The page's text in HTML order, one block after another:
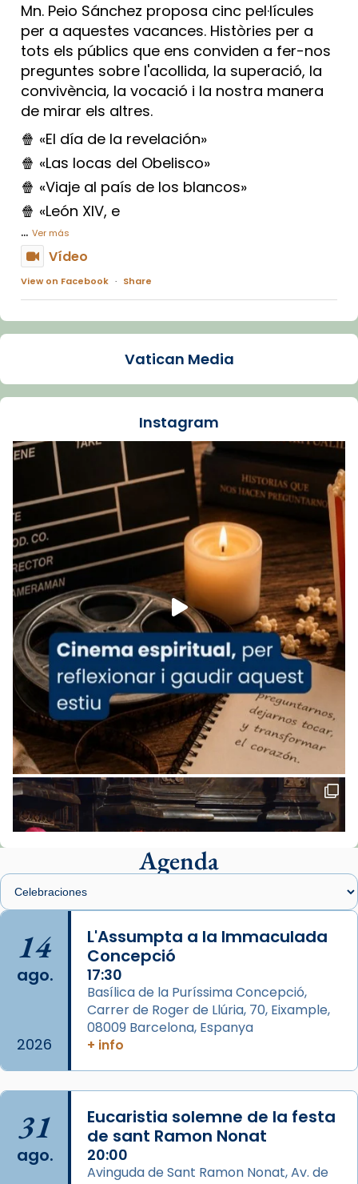
Mn. Peio Sánchez proposa cinc pel·lícules
per a aquestes vacances. Històries per a
tots els públics que ens conviden a fer-nos
preguntes sobre l'acollida, la superació, la
convivència, la vocació i la nostra manera
de mirar els altres.
🍿 «El día de la revelación»
🍿 «Las locas del Obelisco»
🍿 «Viaje al país de los blancos»
🍿 «León XIV, e
... Ver más
Vídeo
View on Facebook · Share
Arquebisbat de Barcelona
La Carmina va patir depressió. Fa gairebé
dos mesos, a l'Estadi Lluís Companys, la
Recupera l'entrevista comp
Vatican
tican News 👇
www.vaticannews.va/es/iglesia/news/2026-
07/carmina-historia-depresion-papa-viaje-
espana-testimoni...
Foto
View on Facebook · Share
Arquebisbat de Barcelona
2 weeks ago
«Avui les santes Juliana i Semproniana ens
ajuden a alçar la mirada»
Mons. Sergi Gordo, bisbe de Tortosa, ha
presidit aquest 27 de juliol la missa de Les
Santes de Mataró.
🔗 tinyurl.com/cvu5jmbk
📸 J. Merino
de Barcelona.
2 weeks ago
Aquest dilluns, 27 de juliol, ha tingut lloc la
missa d’acció de gràcies en agraïment al
comitè organitzador de la visita apostòlica
del Sant Pare Lleó XIV a Barcelona, i als
L’arquebisbe de Barcelona, el cardenal Joan
Josep Omella, ha presidit la missa i l’ha
concelebrat el bisbe auxiliar de Barcelona,
Mons. David Abadías.
📸 Dr. G. Simón
Vatican Media
Instagram
Agenda
14
ago.
2026
L'Assumpta a la Immaculada
Concepció
17:30
Basílica de la Puríssima Concepció,
Carrer de Roger de Llúria, 70, Eixample,
08009 Barcelona, Espanya
+ info
31
ago.
Eucaristia solemne de la festa
de sant Ramon Nonat
20:00
Avinguda de Sant Ramon Nonat, Av. de